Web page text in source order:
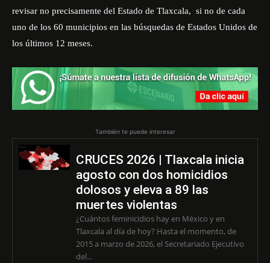
revisar no precisamente del Estado de Tlaxcala, si no de cada
uno de los 60 municipios en las búsquedas de Estados Unidos de
los últimos 12 meses.
También te puede interesar
CRUCES 2026 | Tlaxcala inicia
agosto con dos homicidios
dolosos y eleva a 89 las
muertes violentas
¿Cuántos feminicidios hay en México y en
Tlaxcala al día de hoy? Hasta el momento, de
2015 a marzo de 2026, el Secretariado Ejecutivo
del...